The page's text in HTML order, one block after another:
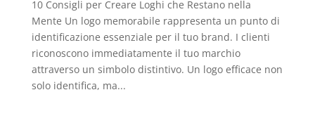
10 Consigli per Creare Loghi che Restano nella
Mente Un logo memorabile rappresenta un punto di
identificazione essenziale per il tuo brand. I clienti
riconoscono immediatamente il tuo marchio
attraverso un simbolo distintivo. Un logo efficace non
solo identifica, ma...